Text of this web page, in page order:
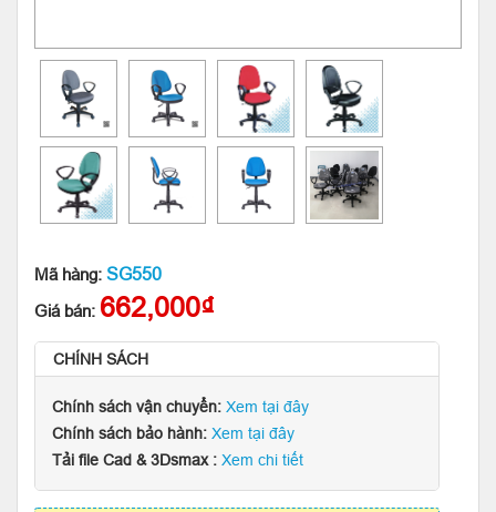
Mã hàng: SG550
Giá bán: 662,000₫
CHÍNH SÁCH
Chính sách vận chuyển: Xem tại đây
Chính sách bảo hành: Xem tại đây
Tải file Cad & 3Dsmax : Xem chi tiết